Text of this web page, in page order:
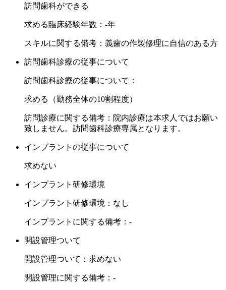
訪問歯科ができる
求める臨床経験年数：-年
スキルに関する備考：義歯の作製修理に自信のある方
訪問歯科診療の従事について
訪問歯科診療の従事について：
求める（勤務全体の10割程度）
訪問診療に関する備考：院内診療は本求人ではお願い
致しません。訪問歯科診療専属となります。
インプラントの従事について
求めない
インプラント研修環境
インプラント研修環境：なし
インプラントに関する備考：-
開設管理ついて
開設管理ついて：求めない
開設管理に関する備考：-